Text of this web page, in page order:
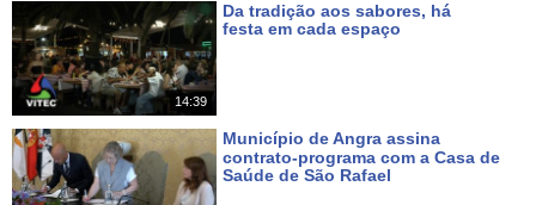
14:39
Da tradição aos sabores, há
festa em cada espaço
Município de Angra assina
contrato-programa com a Casa de
Saúde de São Rafael